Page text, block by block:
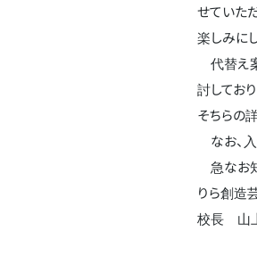
せていた
楽しみに
代替え
討しており
そちらの
なお、
急なお
りら創造
校長 山